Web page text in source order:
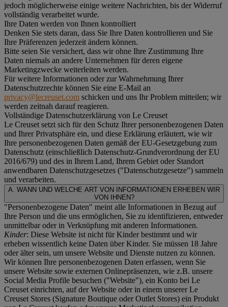
jedoch möglicherweise einige weitere Nachrichten, bis der Widerruf
vollständig verarbeitet wurde.
Ihre Daten werden von Ihnen kontrolliert
Denken Sie stets daran, dass Sie Ihre Daten kontrollieren und Sie
Ihre Präferenzen jederzeit ändern können.
Bitte seien Sie versichert, dass wir ohne Ihre Zustimmung Ihre
Daten niemals an andere Unternehmen für deren eigene
Marketingzwecke weiterleiten werden.
Für weitere Informationen oder zur Wahrnehmung Ihrer
Datenschutzrechte können Sie eine E-Mail an
privacy@lecreuset.com schicken und uns Ihr Problem mitteilen; wir
werden zeitnah darauf reagieren.
Vollständige Datenschutzerklärung von Le Creuset
Le Creuset setzt sich für den Schutz Ihrer personenbezogenen Daten
und Ihrer Privatsphäre ein, und diese Erklärung erläutert, wie wir
Ihre personenbezogenen Daten gemäß der EU-Gesetzgebung zum
Datenschutz (einschließlich Datenschutz-Grundverordnung der EU
2016/679) und des in Ihrem Land, Ihrem Gebiet oder Standort
anwendbaren Datenschutzgesetzes ("Datenschutzgesetze") sammeln
und verarbeiten.
A. WANN UND WELCHE ART VON INFORMATIONEN ERHEBEN WIR
VON IHNEN?
"Personenbezogene Daten" meint alle Informationen in Bezug auf
Ihre Person und die uns ermöglichen, Sie zu identifizieren, entweder
unmittelbar oder in Verknüpfung mit anderen Informationen.
Kinder: Diese Website ist nicht für Kinder bestimmt und wir
erheben wissentlich keine Daten über Kinder. Sie müssen 18 Jahre
oder älter sein, um unsere Website und Dienste nutzen zu können.
Wir können Ihre personenbezogenen Daten erfassen, wenn Sie
unsere Website sowie externen Onlinepräsenzen, wie z.B. unsere
Social Media Profile besuchen ("Website"), ein Konto bei Le
Creuset einrichten, auf der Website oder in einem unserer Le
Creuset Stores (Signature Boutique oder Outlet Stores) ein Produkt